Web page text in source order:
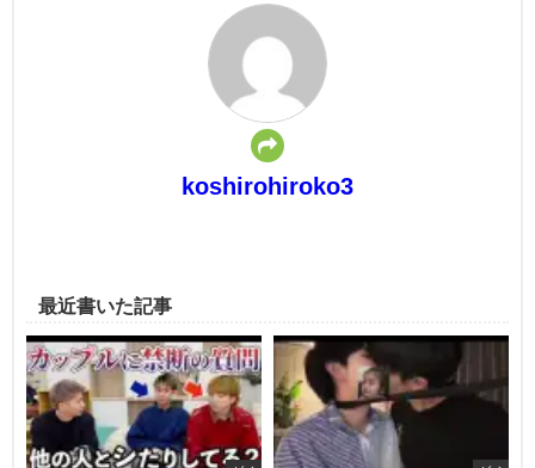
koshirohiroko3
最近書いた記事